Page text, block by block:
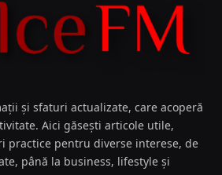
și sfaturi actualizate, care acoperă
Aici găsești articole utile,
practice pentru diverse interese, de
până la business, lifestyle și